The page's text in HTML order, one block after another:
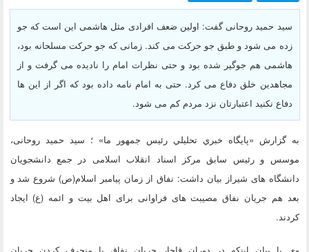
سید حمید روحانی گفت: اولین ضعف افرادی مثل هاشمی این است که جو
زده می شود و طبق جو حرکت می کند. زمانی که جو حرکت مسلحانه بود،
هاشمی هم جوگیر شده بود و حتی نظرات امام را نادیده می گرفت و از
مجاهدین خلق دفاع می کرد. حتی به امام نامه داده بود که اگر از این ها
دفاع نکنید اعتبارتان نزد مردم کم می شود.
به گزارش «پايگاه خبري تحليلي رئيس جمهور ما» ؛ سید حمید روحانی،
موسس و رئیس سابق مرکز اسناد انقلاب اسلامی در جمع دانشجویان
دانشگاه های شیراز بیان داشت: نفاق از زمان پیامبر اسلام(ص) شروع شد و
بعد هم جریان نفاق مصیبت های فراوانی برای اهل بیت و ائمه (ع) ایجاد
کردند.